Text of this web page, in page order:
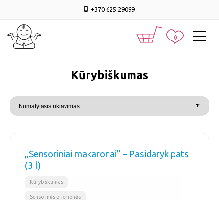
+370 625 29099
0
Kūrybiškumas
„Sensoriniai makaronai” – Pasidaryk pats
(3 l)
Kūrybiškumas
Sensorinės priemonės